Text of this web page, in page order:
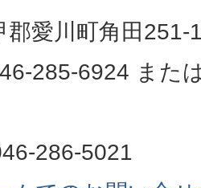
郡愛川町角田251-
285-6924 また
286-5021